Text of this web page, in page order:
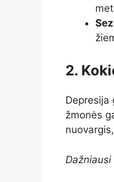
2.
Depresija
žmonės